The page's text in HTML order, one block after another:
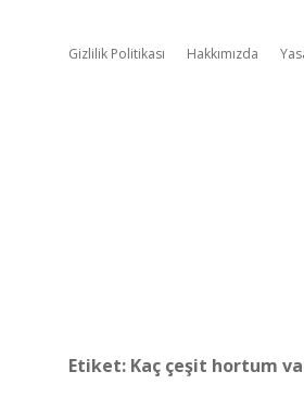
Gizlilik Politikası Hakkımızda
Etiket: Kaç çeşit hortum